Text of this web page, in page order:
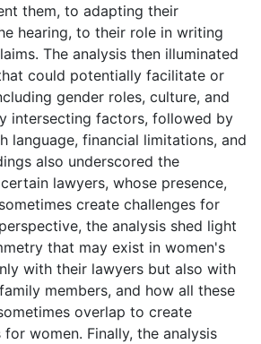
them, to adapting their
hearing, to their role in writing
The analysis then illuminated
could potentially facilitate or
gender roles, culture, and
intersecting factors, followed by
language, financial limitations, and
also underscored the
lawyers, whose presence,
create challenges for
the analysis shed light
that may exist in women's
with their lawyers but also with
members, and how all these
overlap to create
women. Finally, the analysis